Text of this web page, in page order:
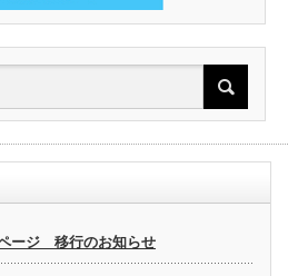
ージ 移行のお知らせ